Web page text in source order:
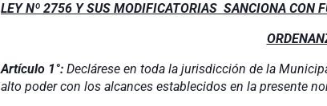
LEY Nº 2756 Y SUS MODIFICATORIAS SANCIONA CON
Artículo 1°: Declárese en toda la jurisdicción de la
alto poder con los alcances establecidos en la presente